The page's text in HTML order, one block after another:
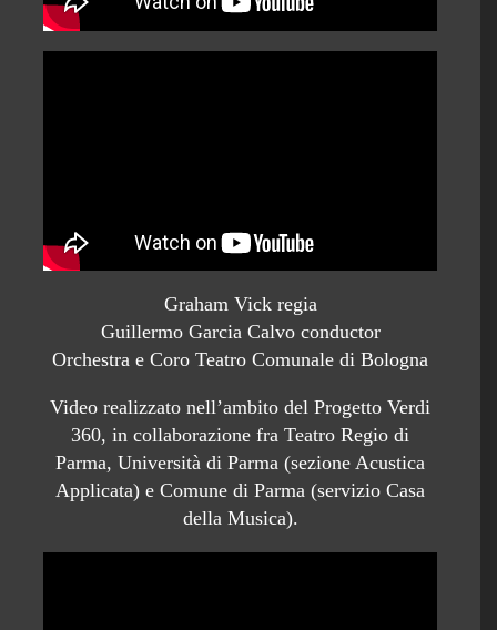
Graham Vick regia
Guillermo Garcia Calvo conductor
Orchestra e Coro Teatro Comunale di Bologna
Video realizzato nell’ambito del Progetto Verdi
360, in collaborazione fra Teatro Regio di
Parma, Università di Parma (sezione Acustica
Applicata) e Comune di Parma (servizio Casa
della Musica).